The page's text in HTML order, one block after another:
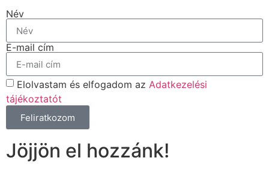
Név
E-mail cím
Elolvastam és elfogadom az Adatkezelési
tájékoztatót
Feliratkozom
Jöjjön el hozzánk!